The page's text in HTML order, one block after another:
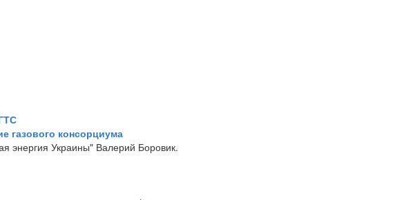
газового консорциума
энергия Украины" Валерий Боровик.